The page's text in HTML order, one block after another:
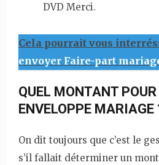
DVD Merci.
Cela pourrait vous
envoyer Faire-part
QUEL MONTANT POUR
ENVELOPPE MARIAGE
On dit toujours que c’est le
s’il fallait déterminer un